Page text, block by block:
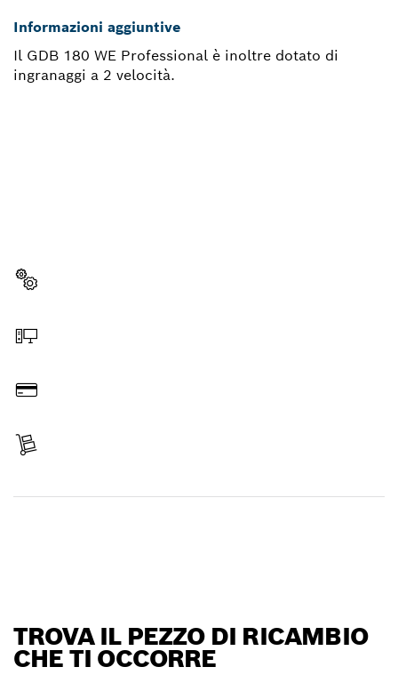
Informazioni aggiuntive
Il GDB 180 WE Professional è inoltre dotato di
ingranaggi a 2 velocità.
TROVA IL PEZZO DI RICAMBIO
CHE TI OCCORRE